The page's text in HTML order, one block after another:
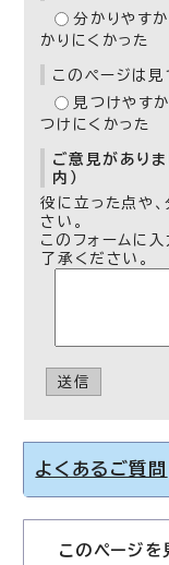
分かりやす
かりにくかった
このページは見
見つけやす
つけにくかった
ご意見があり
内）
役に立った点や
さい。
このフォームに
了承ください。
送信
よくあるご質問
このページ